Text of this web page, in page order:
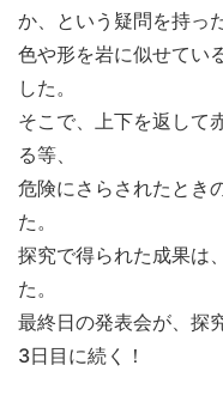
か、という疑問を持っ
色や形を岩に似せてい
した。
そこで、上下を返して
る等、
危険にさらされたとき
た。
探究で得られた成果は
た。
最終日の発表会が、探
3日目に続く！